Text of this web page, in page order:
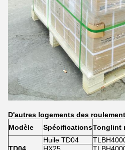
D'autres logements des
Modèle
SpécificationsTonglint
TD04
Huile TD04
HX25